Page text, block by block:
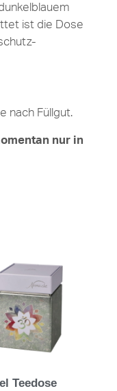
ist die Dose
nach Füllgut.
nur in
Teedose